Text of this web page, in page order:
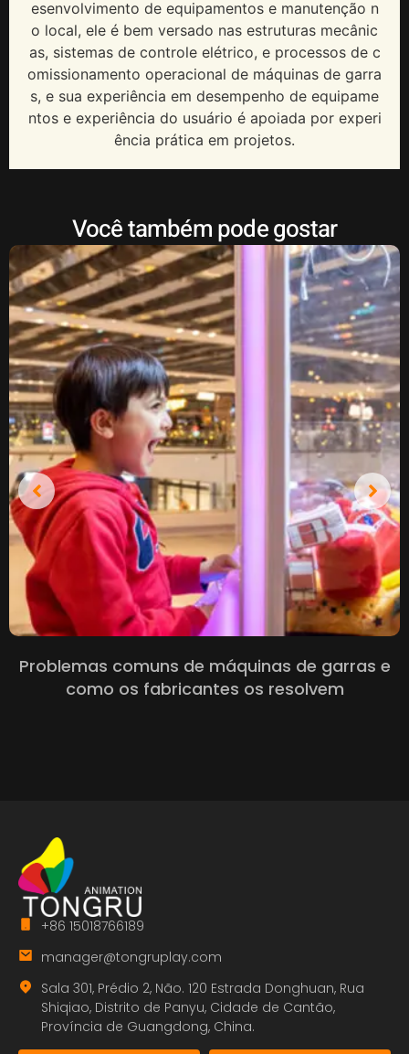
esenvolvimento de equipamentos e manutenção n
o local, ele é bem versado nas estruturas mecânic
as, sistemas de controle elétrico, e processos de c
omissionamento operacional de máquinas de garra
s, e sua experiência em desempenho de equipame
ntos e experiência do usuário é apoiada por experi
ência prática em projetos.
Você também pode gostar
Problemas comuns de máquinas de garras e
como os fabricantes os resolvem
+86 15018766189
manager@tongruplay.com
Sala 301, Prédio 2, Não. 120 Estrada Donghuan, Rua
Shiqiao, Distrito de Panyu, Cidade de Cantão,
Província de Guangdong, China.